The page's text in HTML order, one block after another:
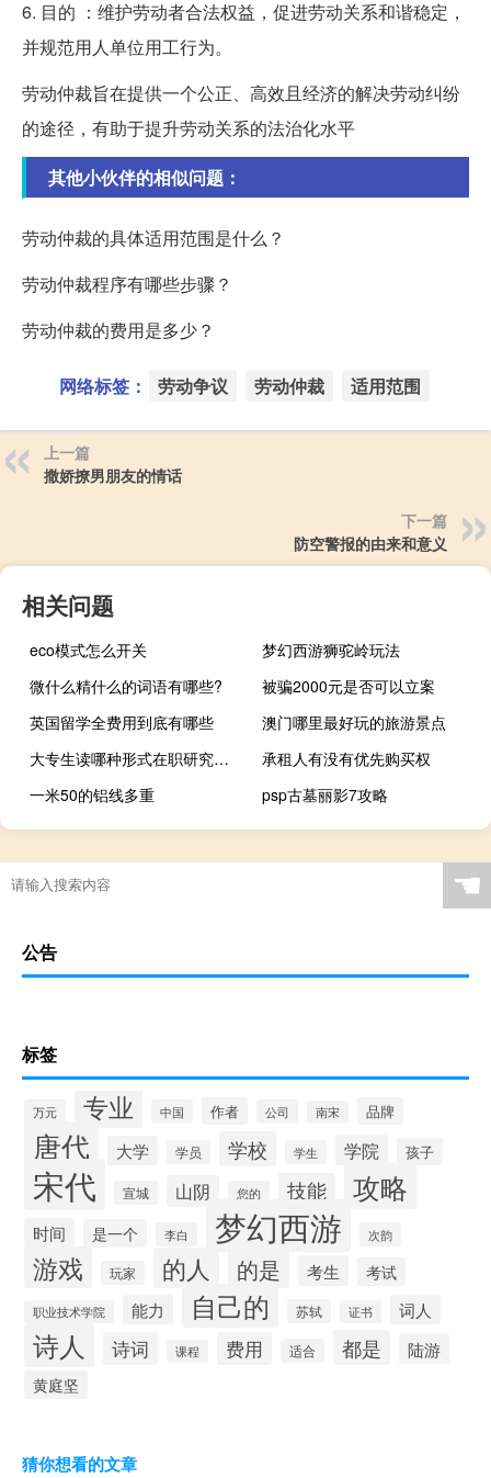
6. 目的 ：维护劳动者合法权益，促进劳动关系和谐稳定，
并规范用人单位用工行为。
劳动仲裁旨在提供一个公正、高效且经济的解决劳动纠纷
的途径，有助于提升劳动关系的法治化水平
其他小伙伴的相似问题：
劳动仲裁的具体适用范围是什么？
劳动仲裁程序有哪些步骤？
劳动仲裁的费用是多少？
网络标签： 劳动争议 劳动仲裁 适用范围
上一篇
撒娇撩男朋友的情话
下一篇
防空警报的由来和意义
相关问题
eco模式怎么开关
梦幻西游狮驼岭玩法
微什么精什么的词语有哪些?
被骗2000元是否可以立案
英国留学全费用到底有哪些
澳门哪里最好玩的旅游景点
大专生读哪种形式在职研究生能获得硕士证
承租人有没有优先购买权
一米50的铝线多重
psp古墓丽影7攻略
☚
公告
标签
万元 专业 中国 作者 公司 南宋 品牌
唐代 大学 学员 学校 学生 学院 孩子
宋代 宣城 山阴 您的 技能 攻略
时间 是一个 李白 梦幻西游 次韵
游戏 玩家 的人 的是 考生 考试
职业技术学院 能力 自己的 苏轼 证书 词人
诗人 诗词 课程 费用 适合 都是 陆游
黄庭坚
猜你想看的文章